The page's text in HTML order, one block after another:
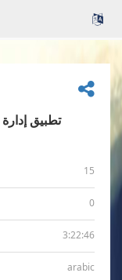
15
0
3:22:46
arabic